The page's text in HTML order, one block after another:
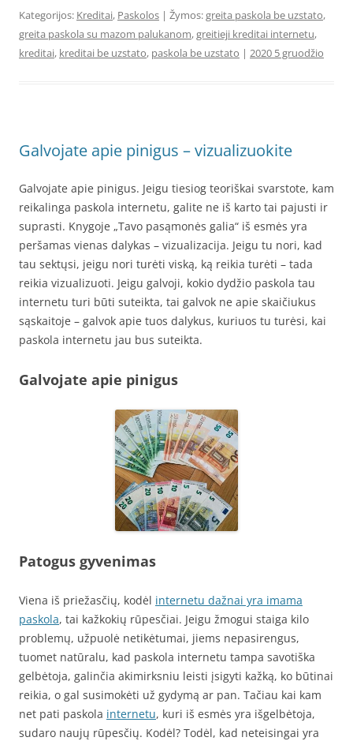
Kategorijos: Kreditai, Paskolos | Žymos:greita paskola be uzstato,
greita paskola su mazom palukanom,greitieji kreditai internetu,
kreditai, kreditai be uzstato, paskola be uzstato | 2020 5 gruodžio
Galvojate apie pinigus – vizualizuokite
Galvojate apie pinigus. Jeigu tiesiog teoriškai svarstote, kam
reikalinga paskola internetu, galite ne iš karto tai pajusti ir
suprasti. Knygoje „Tavo pasąmonės galia“ iš esmės yra
peršamas vienas dalykas – vizualizacija. Jeigu tu nori, kad
tau sektųsi, jeigu nori turėti viską, ką reikia turėti – tada
reikia vizualizuoti. Jeigu galvoji, kokio dydžio paskola tau
internetu turi būti suteikta, tai galvok ne apie skaičiukus
sąskaitoje – galvok apie tuos dalykus, kuriuos tu turėsi, kai
paskola internetu jau bus suteikta.
Galvojate apie pinigus
Patogus gyvenimas
Viena iš priežasčių, kodėl internetu dažnai yra imama
paskola, tai kažkokių rūpesčiai. Jeigu žmogui staiga kilo
problemų, užpuolė netikėtumai, jiems nepasirengus,
tuomet natūralu, kad paskola internetu tampa savotiška
gelbėtoja, galinčia akimirksniu leisti įsigyti kažką, ko būtinai
reikia, o gal susimokėti už gydymą ar pan. Tačiau kai kam
net pati paskola internetu, kuri iš esmės yra išgelbėtoja,
sudaro naujų rūpesčių. Kodėl? Todėl, kad neteisingai yra